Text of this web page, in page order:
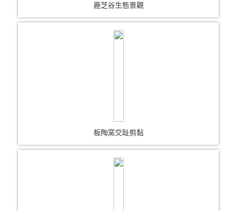
鹿芝谷生態景觀
板陶窯交趾剪黏